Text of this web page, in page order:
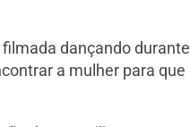
dançando durante
a mulher para que